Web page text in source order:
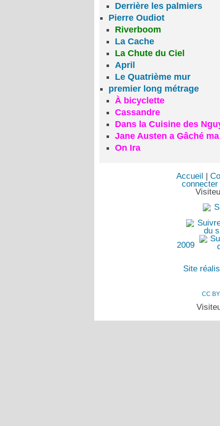
Derrière les palmiers
Pierre Oudiot
Riverboom
La Cache
La Chute du Ciel
April
Le Quatrième mur
premier long métrage
À bicyclette
Cassandre
Dans la Cuisine des
Jane Austen a Gâché
On Ira
Accueil
connecter
2009
Site
CC